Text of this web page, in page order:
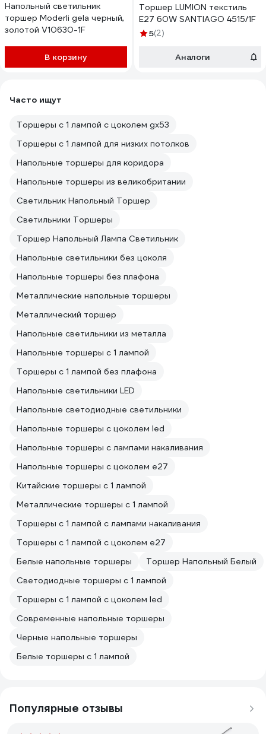
Напольный светильник
торшер Moderli gela черный,
золотой V10630-1F
В корзину
Торшер LUMION текстиль
E27 60W SANTIAGO 4515/1F
5(2)
Аналоги
Часто ищут
Торшеры с 1 лампой с цоколем gx53
Торшеры с 1 лампой для низких потолков
Напольные торшеры для коридора
Напольные торшеры из великобритании
Светильник Напольный Торшер
Светильники Торшеры
Торшер Напольный Лампа Светильник
Напольные светильники без цоколя
Напольные торшеры без плафона
Металлические напольные торшеры
Металлический торшер
Напольные светильники из металла
Напольные торшеры с 1 лампой
Торшеры с 1 лампой без плафона
Напольные светильники LED
Напольные светодиодные светильники
Напольные торшеры с цоколем led
Напольные торшеры с лампами накаливания
Напольные торшеры с цоколем e27
Китайские торшеры с 1 лампой
Металлические торшеры с 1 лампой
Торшеры с 1 лампой с лампами накаливания
Торшеры с 1 лампой с цоколем e27
Белые напольные торшеры
Торшер Напольный Белый
Светодиодные торшеры с 1 лампой
Торшеры с 1 лампой с цоколем led
Современные напольные торшеры
Черные напольные торшеры
Белые торшеры с 1 лампой
Популярные отзывы